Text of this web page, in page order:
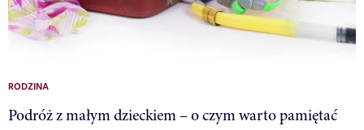
RODZINA
Podróż z małym dzieckiem – o czym warto pamiętać